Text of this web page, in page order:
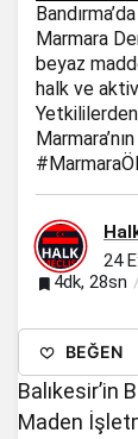
Marmara
beyaz
halk ve
24
4dk, 28sn
BEĞEN
Balıkesir’in
Maden